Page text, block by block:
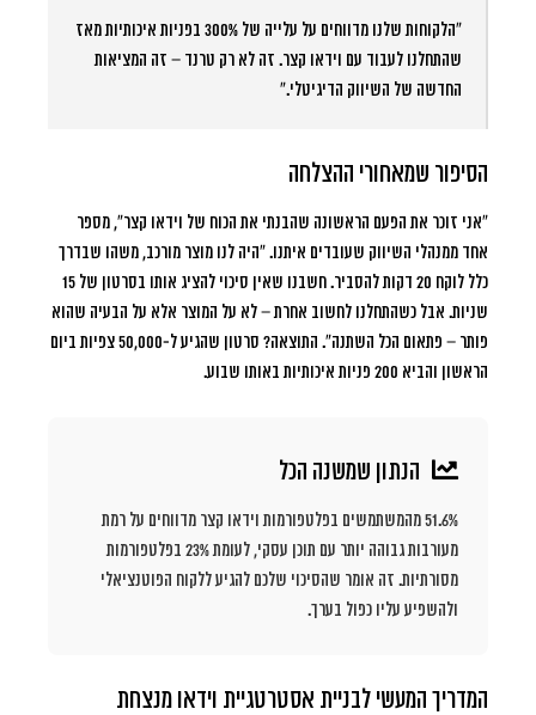
“הלקוחות שלנו מדווחים על עלייה של 300% בפניות איכותיות מאז
שהתחלנו לעבוד עם וידאו קצר. זה לא רק טרנד – זה המציאות
החדשה של השיווק הדיגיטלי.”
הסיפור שמאחורי ההצלחה
“אני זוכר את הפעם הראשונה שהבנתי את הכוח של וידאו קצר”, מספר
אחד ממנהלי השיווק שעובדים איתנו. “היה לנו מוצר מורכב, משהו שבדרך
כלל לוקח 20 דקות להסביר. חשבנו שאין סיכוי להציג אותו בסרטון של 15
שניות. אבל כשהתחלנו לחשוב אחרת – לא על המוצר אלא על הבעיה שהוא
פותר – פתאום הכל השתנה”. התוצאה? סרטון שהגיע ל-50,000 צפיות ביום
הראשון והביא 200 פניות איכותיות באותו שבוע.
הנתון שמשנה הכל
51.6% מהמשתמשים בפלטפורמות וידאו קצר מדווחים על רמת
מעורבות גבוהה יותר עם תוכן עסקי, לעומת 23% בפלטפורמות
מסורתיות. זה אומר שהסיכוי שלכם להגיע ללקוח הפוטנציאלי
ולהשפיע עליו כפול בערך.
המדריך המעשי לבניית אסטרטגיית וידאו מנצחת